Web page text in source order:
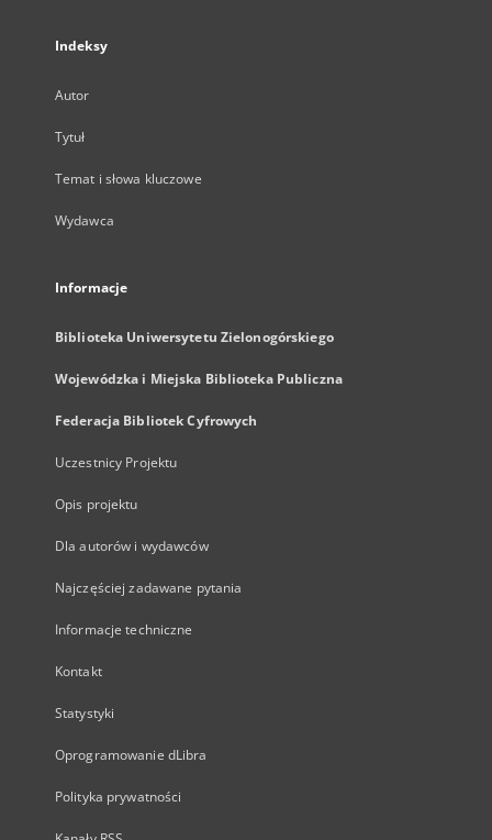
Indeksy
Autor
Tytuł
Temat i słowa kluczowe
Wydawca
Informacje
Biblioteka Uniwersytetu Zielonogórskiego
Wojewódzka i Miejska Biblioteka Publiczna
Federacja Bibliotek Cyfrowych
Uczestnicy Projektu
Opis projektu
Dla autorów i wydawców
Najczęściej zadawane pytania
Informacje techniczne
Kontakt
Statystyki
Oprogramowanie dLibra
Polityka prywatności